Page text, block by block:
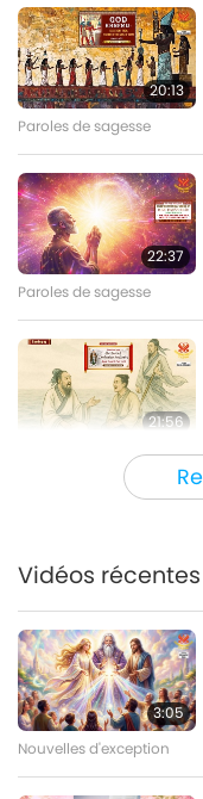
20:13
Paroles de sagesse
22:37
Paroles de sagesse
21:56
Paroles de sagesse
21:37
21:20
Vidéos récentes
3:05
Nouvelles d'exception